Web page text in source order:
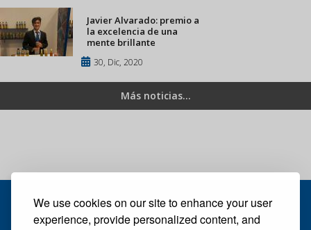
We use cookies on our site to enhance your user
experience, provide personalized content, and
Javier Alvarado: premio a
la excelencia de una
mente brillante
30, Dic, 2020
Más noticias...